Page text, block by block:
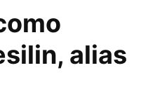
alias